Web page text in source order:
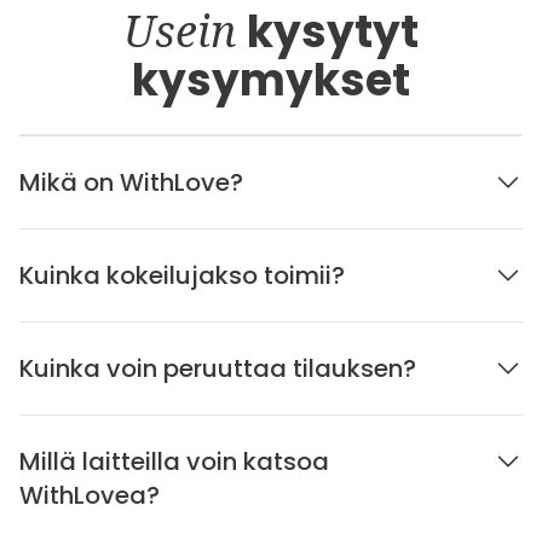
Usein kysytyt
kysymykset
Mikä on WithLove?
Kuinka kokeilujakso toimii?
Kuinka voin peruuttaa tilauksen?
Millä laitteilla voin katsoa
WithLovea?